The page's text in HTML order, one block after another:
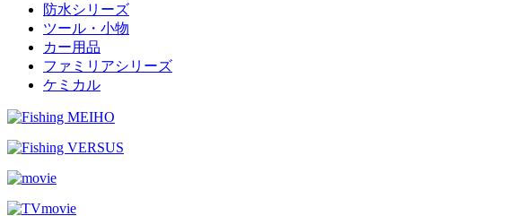
防水シリーズ
ツール・小物
カー用品
ファミリアシリーズ
ケミカル